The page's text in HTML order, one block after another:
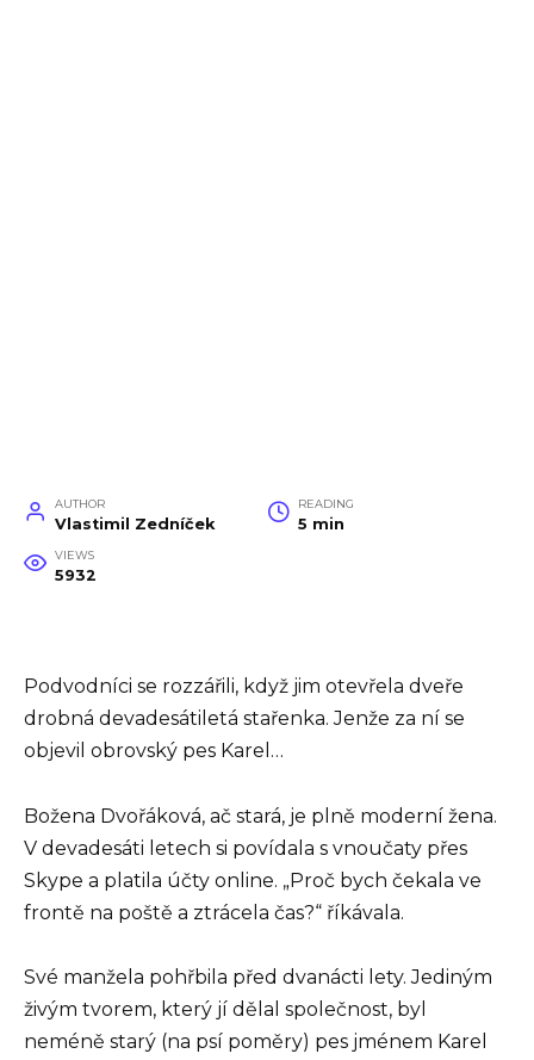
AUTHOR
Vlastimil Zedníček
READING
5 min
VIEWS
5932
Podvodníci se rozzářili, když jim otevřela dveře
drobná devadesátiletá stařenka. Jenže za ní se
objevil obrovský pes Karel…
Božena Dvořáková, ač stará, je plně moderní žena.
V devadesáti letech si povídala s vnoučaty přes
Skype a platila účty online. „Proč bych čekala ve
frontě na poště a ztrácela čas?“ říkávala.
Své manžela pohřbila před dvanácti lety. Jediným
živým tvorem, který jí dělal společnost, byl
neméně starý (na psí poměry) pes jménem Karel